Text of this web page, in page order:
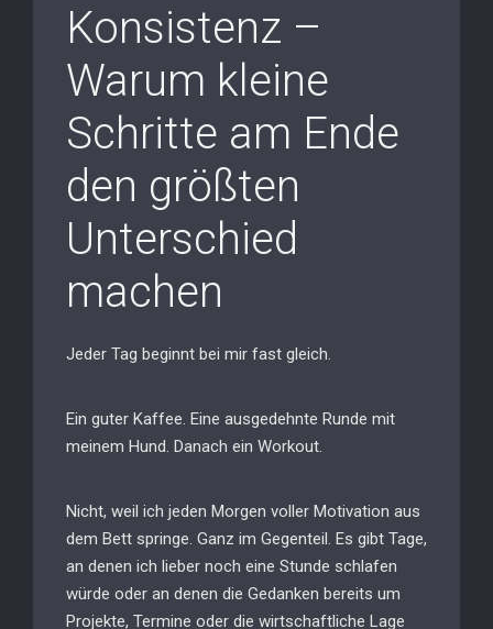
Konsistenz –
Warum kleine
Schritte am Ende
den größten
Unterschied
machen
Jeder Tag beginnt bei mir fast gleich.
Ein guter Kaffee. Eine ausgedehnte Runde mit
meinem Hund. Danach ein Workout.
Nicht, weil ich jeden Morgen voller Motivation aus
dem Bett springe. Ganz im Gegenteil. Es gibt Tage,
an denen ich lieber noch eine Stunde schlafen
würde oder an denen die Gedanken bereits um
Projekte, Termine oder die wirtschaftliche Lage